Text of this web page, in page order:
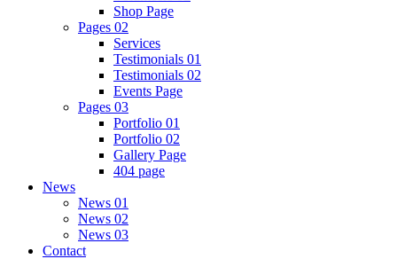
Shop Page
Pages 02
Services
Testimonials 01
Testimonials 02
Events Page
Pages 03
Portfolio 01
Portfolio 02
Gallery Page
404 page
News
News 01
News 02
News 03
Contact